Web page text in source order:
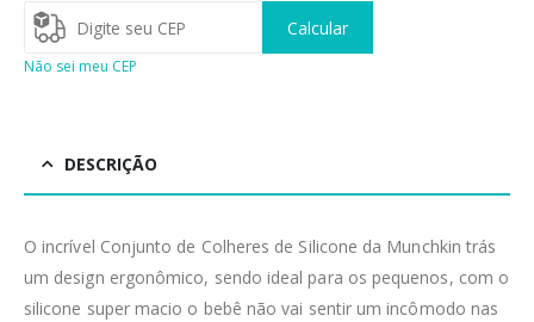
Calcular
Não sei meu CEP
DESCRIÇÃO
O incrível Conjunto de Colheres de Silicone da Munchkin trás
um design ergonômico, sendo ideal para os pequenos, com o
silicone super macio o bebê não vai sentir um incômodo nas